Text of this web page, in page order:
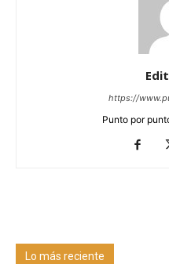
https://
Punto por
Lo más reciente